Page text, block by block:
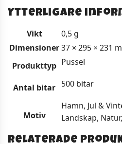
Ytterligare
Vikt
0,5 g
Dimensioner37 × 295 × 231
Produkttyp Pussel
Antal bitar 500 bitar
Motiv
Hamn, Jul &
Landskap,
Relaterade